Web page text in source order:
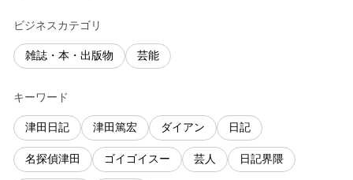
ビジネスカテゴリ
雑誌・本・出版物 芸能
キーワード
津田日記 津田篤宏 ダイアン 日記
名探偵津田 ゴイゴイスー 芸人 日記界隈